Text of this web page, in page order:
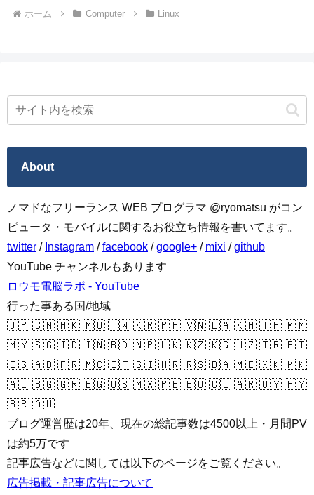
ホーム Computer Linux
About
ノマドなフリーランス WEB プログラマ @ryomatsu がコン
ピュータ・モバイルに関するお役立ち情報を書いてます。
twitter / Instagram /facebook /google+ / mixi /github
YouTube チャンネルもあります
ロウモ電脳ラボ - YouTube
行った事ある国/地域
🇯🇵 🇨🇳 🇭🇰 🇲🇴 🇹🇼 🇰🇷 🇵🇭 🇻🇳 🇱🇦 🇰🇭 🇹🇭 🇲🇲
🇲🇾 🇸🇬 🇮🇩 🇮🇳 🇧🇩 🇳🇵 🇱🇰 🇰🇿 🇰🇬 🇺🇿 🇹🇷 🇵🇹
🇪🇸 🇦🇩 🇫🇷 🇲🇨 🇮🇹 🇸🇮 🇭🇷 🇷🇸 🇧🇦 🇲🇪 🇽🇰 🇲🇰
🇦🇱 🇧🇬 🇬🇷 🇪🇬 🇺🇸 🇲🇽 🇵🇪 🇧🇴 🇨🇱 🇦🇷 🇺🇾 🇵🇾
🇧🇷 🇦🇺
ブログ運営歴は20年、現在の総記事数は4500以上・月間PV
は約5万です
記事広告などに関しては以下のページをご覧ください。
広告掲載・記事広告について